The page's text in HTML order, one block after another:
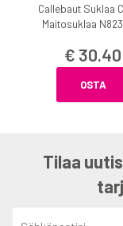
Callebaut Suklaa
Maitosuklaa
€ 30.40
OSTA
Tilaa